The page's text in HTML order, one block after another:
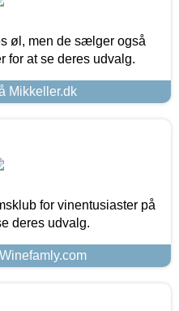
øl, men de sælger også
for at se deres udvalg.
Mikkeller.dk
for vinentusiaster på
deres udvalg.